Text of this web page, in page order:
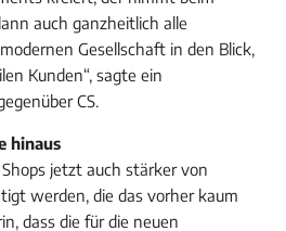
auch ganzheitlich alle
Gesellschaft in den Blick,
Kunden“, sagte ein
CS.
hinaus
jetzt auch stärker von
werden, die das vorher kaum
dass die für die neuen